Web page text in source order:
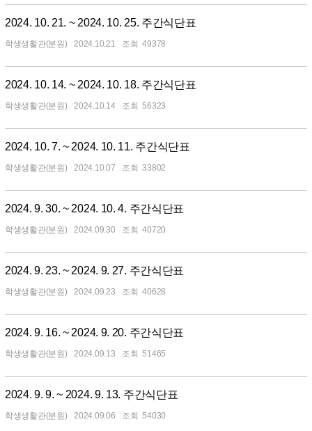
2024. 10. 21. ~ 2024. 10. 25. 주간식단표
학생생활관(분원) 2024.10.21 49378
2024. 10. 14. ~ 2024. 10. 18. 주간식단표
학생생활관(분원) 2024.10.14 56323
2024. 10. 7. ~ 2024. 10. 11. 주간식단표
학생생활관(분원) 2024.10.07 33802
2024. 9. 30. ~ 2024. 10. 4. 주간식단표
학생생활관(분원) 2024.09.30 40720
2024. 9. 23. ~ 2024. 9. 27. 주간식단표
학생생활관(분원) 2024.09.23 40628
2024. 9. 16. ~ 2024. 9. 20. 주간식단표
학생생활관(분원) 2024.09.13 51465
2024. 9. 9. ~ 2024. 9. 13. 주간식단표
학생생활관(분원) 2024.09.06 54030